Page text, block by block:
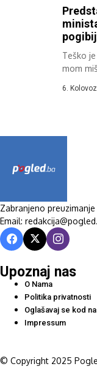
Teško
mom
6.
Zabranjeno
Email:
Upoznaj nas
O Nama
Politika privatnosti
Oglašavaj se kod
Impressum
© Copyright 2025